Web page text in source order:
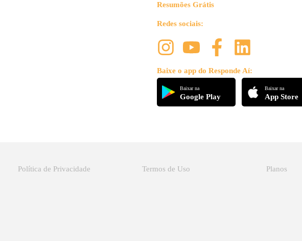
Resumões Grátis
Redes sociais:
Baixe o app do Responde Aí:
Baixar na
Google Play
Baixar na
App Store
Política de Privacidade Termos de Uso Planos